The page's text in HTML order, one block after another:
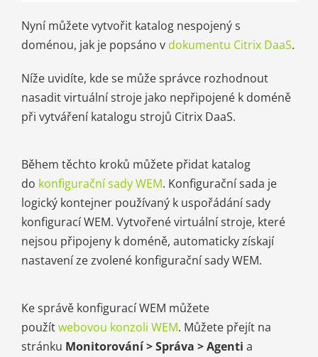
Nyní můžete vytvořit katalog nespojený s
doménou, jak je popsáno v dokumentu Citrix DaaS.
Níže uvidíte, kde se může správce rozhodnout
nasadit virtuální stroje jako nepřipojené k doméně
při vytváření katalogu strojů Citrix DaaS.
Během těchto kroků můžete přidat katalog
do konfigurační sady WEM. Konfigurační sada je
logický kontejner používaný k uspořádání sady
konfigurací WEM. Vytvořené virtuální stroje, které
nejsou připojeny k doméně, automaticky získají
nastavení ze zvolené konfigurační sady WEM.
Ke správě konfigurací WEM můžete
použítwebovou konzoli WEM. Můžete přejít na
stránku Monitorování > Správa > Agenti a